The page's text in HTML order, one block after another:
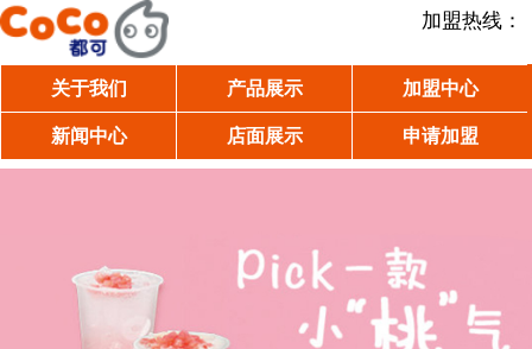
加盟热线：
关于我们 产品展示 加盟中心
新闻中心 店面展示 申请加盟